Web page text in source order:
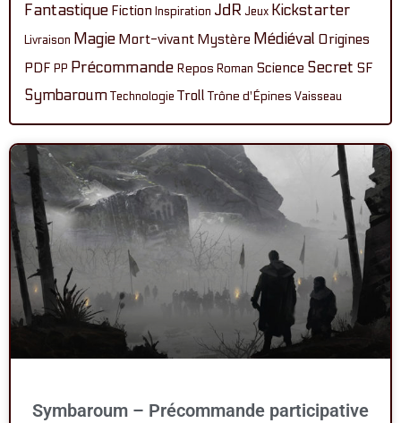
Fantastique Fiction Inspiration JdR Jeux Kickstarter
Livraison Magie Mort-vivant Mystère Médiéval Origines
PDF PP Précommande Repos Roman Science Secret SF
SymbaroumTechnologie Troll Trône d'Épines Vaisseau
Symbaroum – Précommande participative
PagePagePage Page